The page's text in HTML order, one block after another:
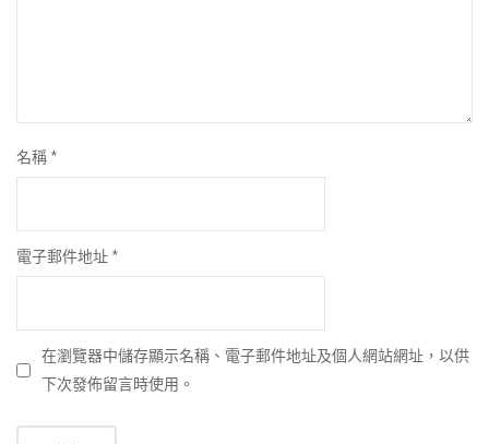
名稱 *
電子郵件地址 *
在瀏覽器中儲存顯示名稱、電子郵件地址及個人網站網址，以供
下次發佈留言時使用。